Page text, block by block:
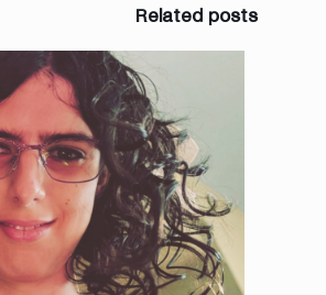
Related posts